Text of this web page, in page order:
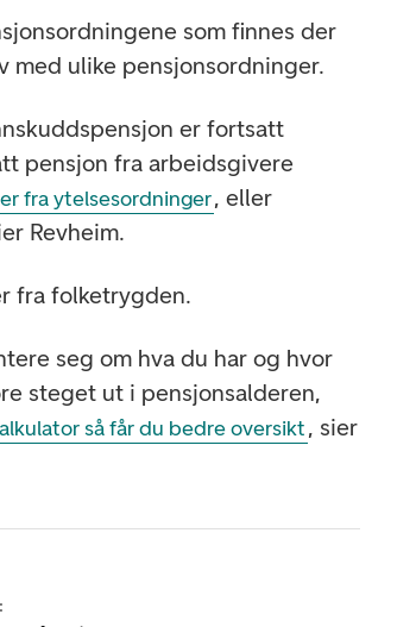
som finnes der
med ulike pensjonsordninger.
er fortsatt
pensjon fra arbeidsgivere
fra ytelsesordninger, eller
Revheim.
fra folketrygden.
seg om hva du har og hvor
steget ut i pensjonsalderen,
så får du bedre oversikt, sier